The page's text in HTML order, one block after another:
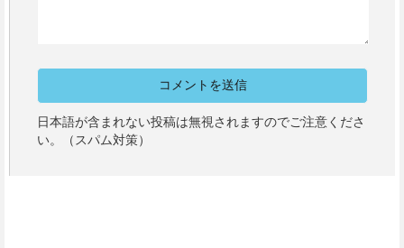
日本語が含まれない投稿は無視されますのでご注意くださ
い。（スパム対策）